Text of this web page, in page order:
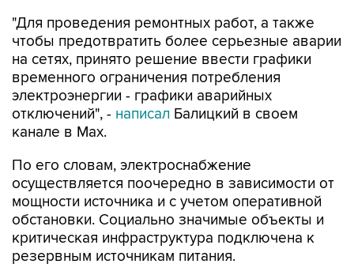
"Для проведения ремонтных работ, а также
чтобы предотвратить более серьезные аварии
на сетях, принято решение ввести графики
временного ограничения потребления
электроэнергии - графики аварийных
отключений", - написал Балицкий в своем
канале в Max.
По его словам, электроснабжение
осуществляется поочередно в зависимости от
мощности источника и с учетом оперативной
обстановки. Социально значимые объекты и
критическая инфраструктура подключена к
резервным источникам питания.